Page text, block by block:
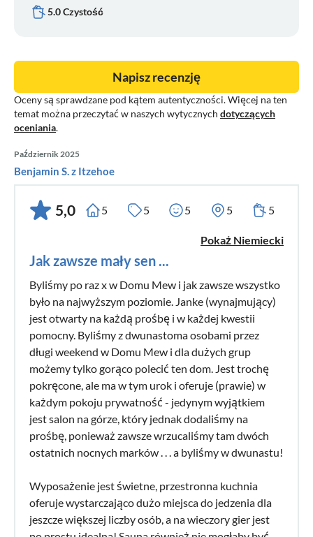
5.0 Czystość
Oceny są sprawdzane pod kątem autentyczności. Więcej na ten
temat można przeczytać w naszych wytycznych dotyczących
oceniania.
Napisz recenzję
Październik 2025
Benjamin S. z Itzehoe
5,0 5 5 5 5 5
Pokaż Niemiecki
Jak zawsze mały sen ...
Byliśmy po raz x w Domu Mew i jak zawsze wszystko
było na najwyższym poziomie. Janke (wynajmujący)
jest otwarty na każdą prośbę i w każdej kwestii
pomocny. Byliśmy z dwunastoma osobami przez
długi weekend w Domu Mew i dla dużych grup
możemy tylko gorąco polecić ten dom. Jest trochę
pokręcone, ale ma w tym urok i oferuje (prawie) w
każdym pokoju prywatność - jedynym wyjątkiem
jest salon na górze, który jednak dodaliśmy na
prośbę, ponieważ zawsze wrzucaliśmy tam dwóch
ostatnich nocnych marków . . . a byliśmy w dwunastu!
Wyposażenie jest świetne, przestronna kuchnia
oferuje wystarczająco dużo miejsca do jedzenia dla
jeszcze większej liczby osób, a na wieczory gier jest